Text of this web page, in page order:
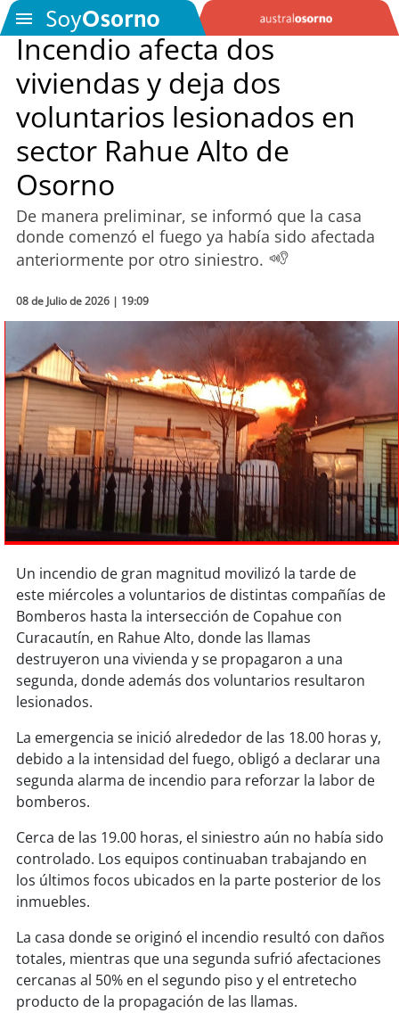
SOYTV
Podcast
Actualidad
Entretención
Deportes
Tecnología
Sostenibilidad
soychile
soyarica
soyiquique
soycalama
antofagasta
soy copiapó
soy quillota
soysanantonio
soychillán
soysancarlos
soy talcahuano
soyconcepción
Incendio afecta dos
viviendas y deja dos
voluntarios lesionados en
sector Rahue Alto de
Osorno
De manera preliminar, se informó que la casa
donde comenzó el fuego ya había sido afectada
anteriormente por otro siniestro.
08 de Julio de 2026 | 19:09
Un incendio de gran magnitud movilizó la tarde de
este miércoles a voluntarios de distintas compañías de
Bomberos hasta la intersección de Copahue con
Curacautín, en Rahue Alto, donde las llamas
destruyeron una vivienda y se propagaron a una
segunda, donde además dos voluntarios resultaron
lesionados.
La emergencia se inició alrededor de las 18.00 horas y,
debido a la intensidad del fuego, obligó a declarar una
segunda alarma de incendio para reforzar la labor de
bomberos.
Cerca de las 19.00 horas, el siniestro aún no había sido
controlado. Los equipos continuaban trabajando en
los últimos focos ubicados en la parte posterior de los
inmuebles.
La casa donde se originó el incendio resultó con daños
totales, mientras que una segunda sufrió afectaciones
cercanas al 50% en el segundo piso y el entretecho
producto de la propagación de las llamas.